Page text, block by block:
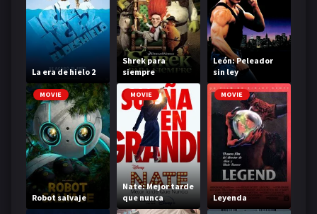
La era de hielo 2
Shrek para
siempre
León: Peleador
sin ley
MOVIE
Robot salvaje
MOVIE
Nate: Mejor tarde
que nunca
MOVIE
Leyenda